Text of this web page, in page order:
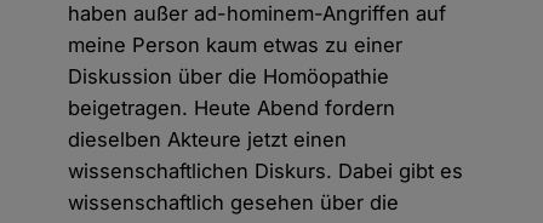
haben außer ad-hominem-Angriffen auf
meine Person kaum etwas zu einer
Diskussion über die Homöopathie
beigetragen. Heute Abend fordern
dieselben Akteure jetzt einen
wissenschaftlichen Diskurs. Dabei gibt es
wissenschaftlich gesehen über die